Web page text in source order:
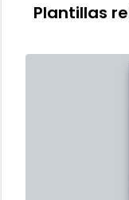
Plantillas